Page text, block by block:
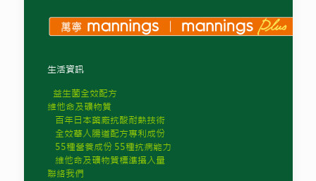
生活資訊
益生菌全效配方
維他命及礦物質
百年日本藥廠抗酸耐熱技術
全效華人腸道配方專利成份
55種營養成份 55種抗病能力
維他命及礦物質標準攝入量
聯絡我們